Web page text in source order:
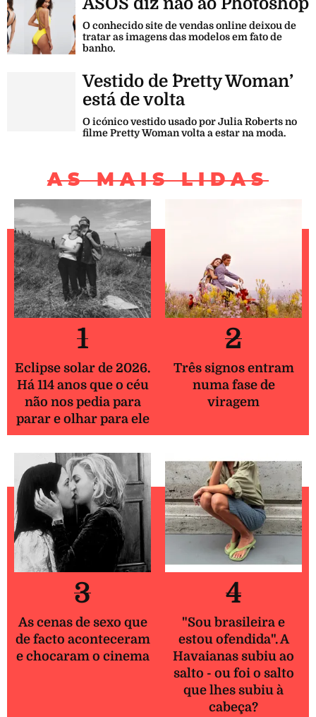
O conhecido site de vendas online deixou de
tratar as imagens das modelos em fato de
banho.
Vestido de ´Pretty Woman’
está de volta
O icónico vestido usado por Julia Roberts no
filme Pretty Woman volta a estar na moda.
AS MAIS LIDAS
1
Eclipse solar de 2026.
Há 114 anos que o céu
não nos pedia para
parar e olhar para ele
2
Três signos entram
numa fase de
viragem
3
As cenas de sexo que
de facto aconteceram
e chocaram o cinema
4
"Sou brasileira e
estou ofendida". A
Havaianas subiu ao
salto - ou foi o salto
que lhes subiu à
cabeça?